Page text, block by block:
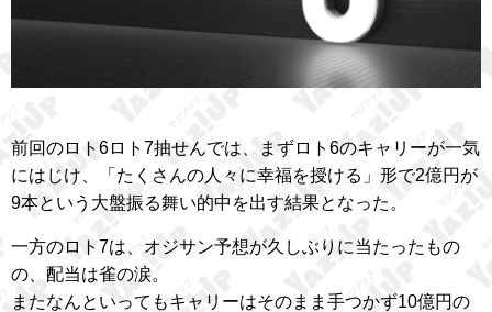
前回のロト6ロト7抽せんでは、まずロト6のキャリーが一気
にはじけ、「たくさんの人々に幸福を授ける」形で2億円が
9本という大盤振る舞い的中を出す結果となった。
一方のロト7は、オジサン予想が久しぶりに当たったもの
の、配当は雀の涙。
またなんといってもキャリーはそのまま手つかず10億円の